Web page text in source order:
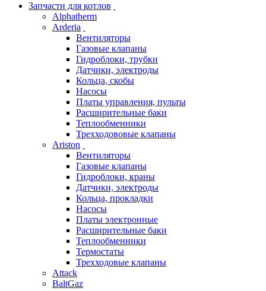
Запчасти для котлов
Alphatherm
Arderia
Вентиляторы
Газовые клапаны
Гидроблоки, трубки
Датчики, электроды
Кольца, скобы
Насосы
Платы управления, пульты
Расширительные баки
Теплообменники
Трехходововые клапаны
Ariston
Вентиляторы
Газовые клапаны
Гидроблоки, краны
Датчики, электроды
Кольца, прокладки
Насосы
Платы электронные
Расширительные баки
Теплообменники
Термостаты
Трехходовые клапаны
Attack
BaltGaz